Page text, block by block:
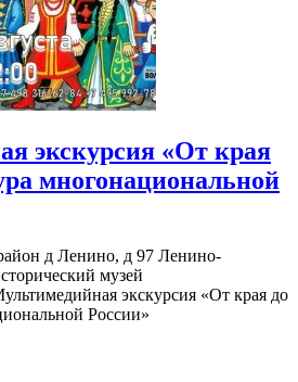
экскурсия «От края
многонациональной
д Ленино, д 97 Ленино-
музей
экскурсия «От края до
России»